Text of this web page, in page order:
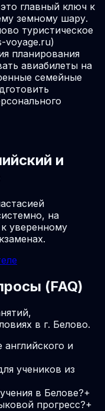
главный ключ к
земному шару.
туристическое
voyage.ru)
планирования
авиабилеты на
семейные
и
на
уверенному
(FAQ)
в г. Белово.
и
учеников из
в Белове?+
прогресс?+